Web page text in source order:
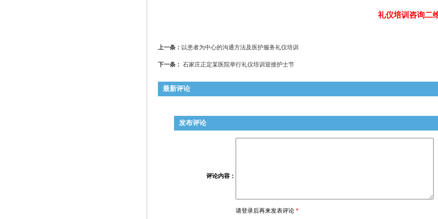
礼仪培训咨询二
上一条： 以患者为中心的沟通方法及医护服务礼仪培训
下一条： 石家庄正定某医院举行礼仪培训迎接护士节
最新评论
发布评论
评论内容：
请登录后再来发表评论 *